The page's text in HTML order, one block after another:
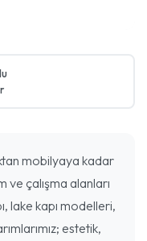
mobilyaya kadar
ve çalışma alanları
lake kapı modelleri,
estetik,